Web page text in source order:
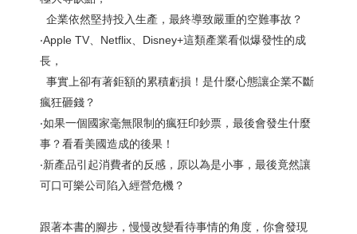
企業依然堅持投入生產，最終導致嚴重的空難事故？
‧Apple TV、Netflix、Disney+這類產業看似爆發性的成
長，
事實上卻有著鉅額的累積虧損！是什麼心態讓企業不斷
瘋狂砸錢？
‧如果一個國家毫無限制的瘋狂印鈔票，最後會發生什麼
事？看看美國造成的後果！
‧新產品引起消費者的反感，原以為是小事，最後竟然讓
可口可樂公司陷入經營危機？
跟著本書的腳步，慢慢改變看待事情的角度，你會發現